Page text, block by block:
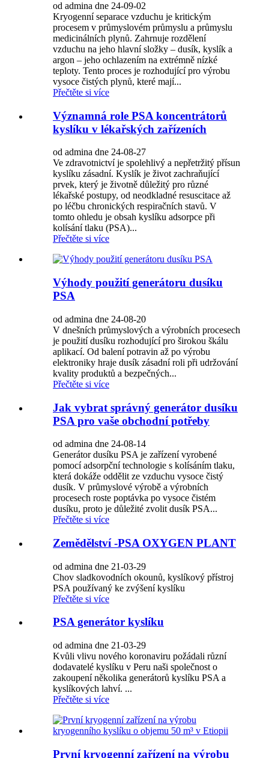
od admina dne 24-09-02
Kryogenní separace vzduchu je kritickým
procesem v průmyslovém průmyslu a průmyslu
medicinálních plynů. Zahrnuje rozdělení
vzduchu na jeho hlavní složky – dusík, kyslík a
argon – jeho ochlazením na extrémně nízké
teploty. Tento proces je rozhodující pro výrobu
vysoce čistých plynů, které mají...
Přečtěte si více
Významná role PSA koncentrátorů
kyslíku v lékařských zařízeních
od admina dne 24-08-27
Ve zdravotnictví je spolehlivý a nepřetržitý přísun
kyslíku zásadní. Kyslík je život zachraňující
prvek, který je životně důležitý pro různé
lékařské postupy, od neodkladné resuscitace až
po léčbu chronických respiračních stavů. V
tomto ohledu je obsah kyslíku adsorpce při
kolísání tlaku (PSA)...
Přečtěte si více
Výhody použití generátoru dusíku
PSA
od admina dne 24-08-20
V dnešních průmyslových a výrobních procesech
je použití dusíku rozhodující pro širokou škálu
aplikací. Od balení potravin až po výrobu
elektroniky hraje dusík zásadní roli při udržování
kvality produktů a bezpečných...
Přečtěte si více
Jak vybrat správný generátor dusíku
PSA pro vaše obchodní potřeby
od admina dne 24-08-14
Generátor dusíku PSA je zařízení vyrobené
pomocí adsorpční technologie s kolísáním tlaku,
která dokáže oddělit ze vzduchu vysoce čistý
dusík. V průmyslové výrobě a výrobních
procesech roste poptávka po vysoce čistém
dusíku, proto je důležité zvolit dusík PSA...
Přečtěte si více
Zemědělství -PSA OXYGEN PLANT
od admina dne 21-03-29
Chov sladkovodních okounů, kyslíkový přístroj
PSA používaný ke zvýšení kyslíku
Přečtěte si více
PSA generátor kyslíku
od admina dne 21-03-29
Kvůli vlivu nového koronaviru požádali různí
dodavatelé kyslíku v Peru naši společnost o
zakoupení několika generátorů kyslíku PSA a
kyslíkových lahví. ...
Přečtěte si více
První kryogenní zařízení na výrobu